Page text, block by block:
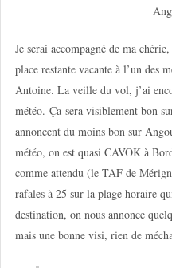
Je serai accompagné de ma
place restante vacante à l’un des
Antoine. La veille du vol, j’ai
météo. Ça sera visiblement bon
annoncent du moins bon sur
météo, on est quasi CAVOK à
comme attendu (le TAF de
rafales à 25 sur la plage horaire
destination, on nous annonce
mais une bonne visi, rien de